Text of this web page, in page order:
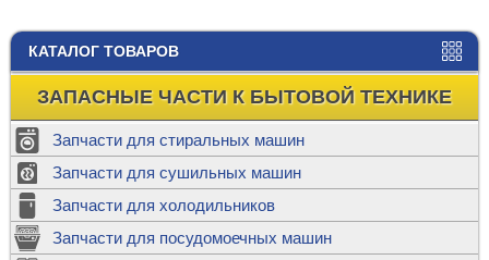
КАТАЛОГ ТОВАРОВ
ЗАПАСНЫЕ ЧАСТИ К БЫТОВОЙ ТЕХНИКЕ
Запчасти для стиральных машин
Запчасти для сушильных машин
Запчасти для холодильников
Запчасти для посудомоечных машин